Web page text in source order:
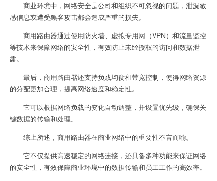
商业环境中，网络安全是公司和组织不可忽视的问题，泄漏敏
感信息或遭受黑客攻击都会造成严重的损失。
商用路由器通过使用防火墙、虚拟专用网（VPN）和流量监控
等技术来保障网络的安全性，有效防止未经授权的访问和数据泄
露。
最后，商用路由器还支持负载均衡和带宽控制，使得网络资源
的分配更加合理，提高网络速度和稳定性。
它可以根据网络负载的变化自动调整，并设置优先级，确保关
键数据的传输和处理。
综上所述，商用路由器在商业网络中的重要性不言而喻。
它不仅提供高速稳定的网络连接，还具备多种功能来保证网络
的安全性，有效保障商业环境中的数据传输和员工工作的高效率。